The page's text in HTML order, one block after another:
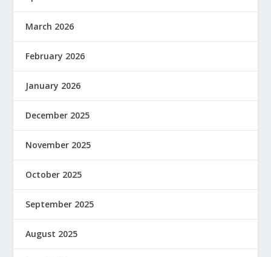
March 2026
February 2026
January 2026
December 2025
November 2025
October 2025
September 2025
August 2025